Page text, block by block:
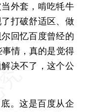
外套，啃吃牦牛
打破舒适区、做
回忆百度曾经的
情，真的是觉得
决不了，这个公
。这是百度从企